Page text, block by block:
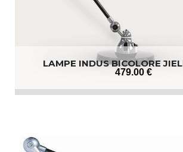
LAMPE INDUS BICOLORE
479.00 €